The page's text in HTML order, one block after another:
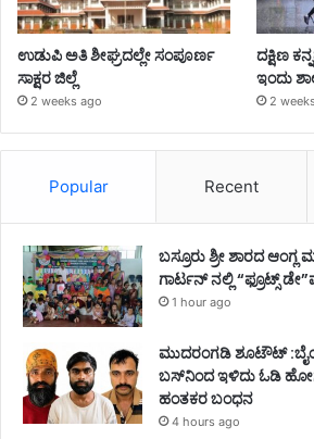
ಉಡುಪಿ ಅತಿ ಶೀಘ್ರದಲ್ಲೇ ಸಂಪೂರ್ಣ
ಸಾಕ್ಷರ ಜಿಲ್ಲೆ
2 weeks ago
ದಕ್ಷಿಣ
ಇಂದು
2
Popular Recent
ಬಸ್ರೂರು ಶ್ರೀ ಶಾರದ
ಗಾರ್ಟನ್ ನಲ್ಲಿ “ಫ್ರೂಟ್ಸ್
1 hour ago
ಮುದರಂಗಡಿ ಶೂಟೌಟ್
ಬಸ್‌ನಿಂದ ಇಳಿದು ಓಡಿ
ಹಂತಕರ ಬಂಧನ
4 hours ago